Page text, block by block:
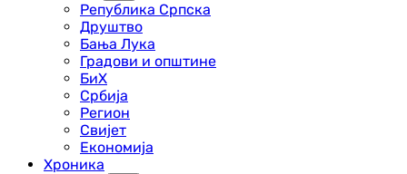
Република Српска
Друштво
Бања Лука
Градови и општине
БиХ
Србија
Регион
Свијет
Економија
Хроника